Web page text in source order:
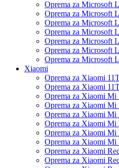
Oprema za Microsoft
Oprema za Microsoft
Oprema za Microsoft
Oprema za Microsoft
Oprema za Microsoft
Oprema za Microsoft
Oprema za Microsoft
Xiaomi
Oprema za Xiaomi
Oprema za Xiaomi
Oprema za Xiaomi Mi
Oprema za Xiaomi Mi
Oprema za Xiaomi Mi
Oprema za Xiaomi Mi
Oprema za Xiaomi Mi
Oprema za Xiaomi Mi
Oprema za Xiaomi
Oprema za Xiaomi